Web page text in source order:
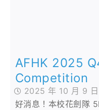
AFHK 2025
Competition
2025 年 10 月 9 日
好消息！本校花劍隊